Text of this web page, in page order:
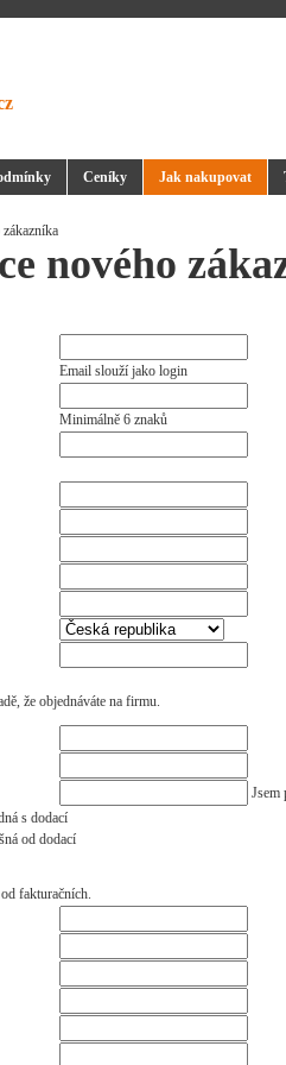
Ceníky Jak nakupovat
nového
Email slouží jako login
Minimálně 6 znaků
že objednáváte na firmu.
Jsem
s dodací
od dodací
fakturačních.